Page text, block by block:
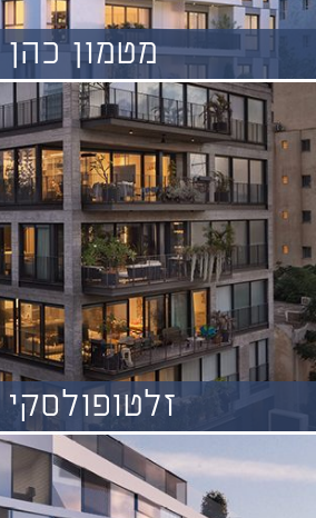
מטמון כהן 9
זלטופולסקי 29